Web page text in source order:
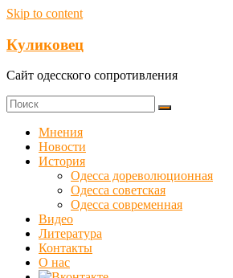
Skip to content
Куликовец
Сайт одесского сопротивления
Мнения
Новости
История
Одесса дореволюционная
Одесса советская
Одесса современная
Видео
Литература
Контакты
О нас